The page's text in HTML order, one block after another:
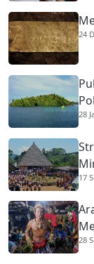
24
28
17
28